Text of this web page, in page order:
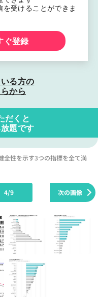
受けることができま
ぐ登録
る方の
から
だくと
題です
全性を示す3つの指標を全て満
次の画像
4/9